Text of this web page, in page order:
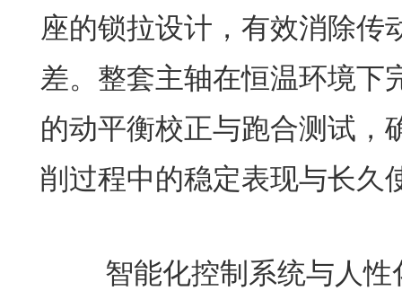
座的锁拉设计，有效消除传
差。整套主轴在恒温环境下
的动平衡校正与跑合测试，
削过程中的稳定表现与长久
智能化控制系统与人性